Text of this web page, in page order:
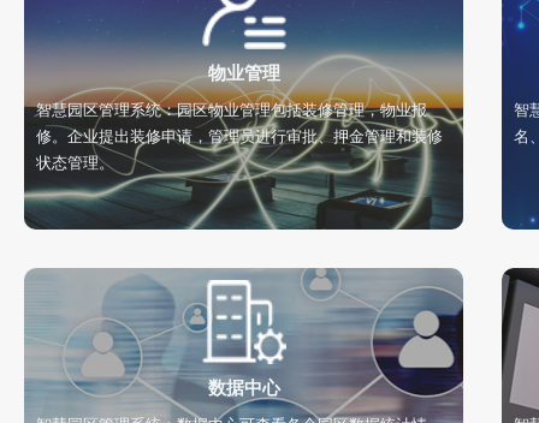
物业管理
智慧园区管理系统：园区物业管理包括装修管理，物业报
修。企业提出装修申请，管理员进行审批、押金管理和装修
状态管理。
智
名
数据中心